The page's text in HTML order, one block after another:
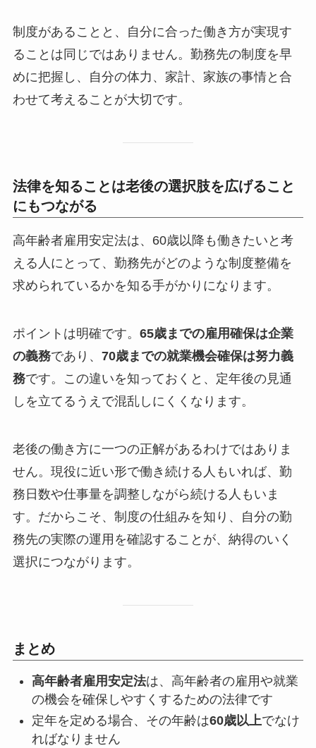
制度があることと、自分に合った働き方が実現す
ることは同じではありません。勤務先の制度を早
めに把握し、自分の体力、家計、家族の事情と合
わせて考えることが大切です。
法律を知ることは老後の選択肢を広げること
にもつながる
高年齢者雇用安定法は、60歳以降も働きたいと考
える人にとって、勤務先がどのような制度整備を
求められているかを知る手がかりになります。
ポイントは明確です。 65歳までの雇用確保は企業
の義務であり、 70歳までの就業機会確保は努力義
務です。この違いを知っておくと、定年後の見通
しを立てるうえで混乱しにくくなります。
老後の働き方に一つの正解があるわけではありま
せん。現役に近い形で働き続ける人もいれば、勤
務日数や仕事量を調整しながら続ける人もいま
す。だからこそ、制度の仕組みを知り、自分の勤
務先の実際の運用を確認することが、納得のいく
選択につながります。
まとめ
高年齢者雇用安定法は、高年齢者の雇用や就業
の機会を確保しやすくするための法律です
定年を定める場合、その年齢は60歳以上でなけ
ればなりません